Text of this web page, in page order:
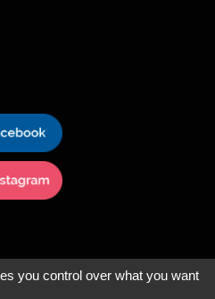
you control over what you want